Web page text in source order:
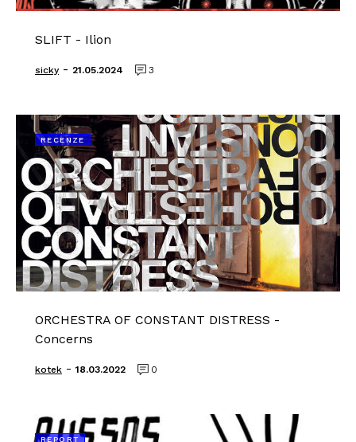
SLIFT - Ilion
sicky - 21.05.2024 3
RECENZE
ORCHESTRA OF CONSTANT DISTRESS -
Concerns
kotek - 18.03.2022 0
REPORT